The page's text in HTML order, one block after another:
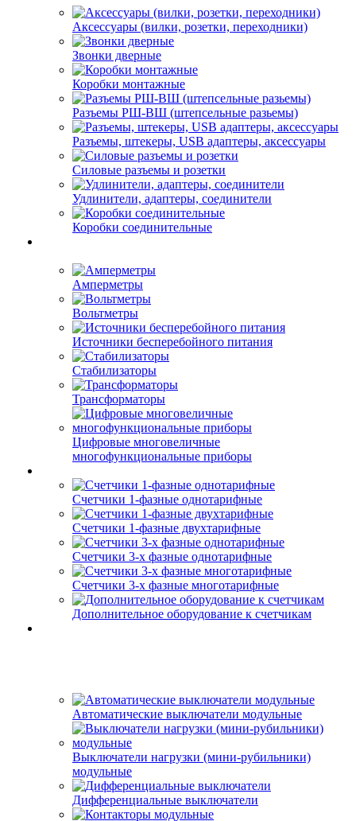
Аксессуары (вилки, розетки, переходники)
Звонки дверные
Коробки монтажные
Разъемы РШ-ВШ (штепсельные разьемы)
Разъемы, штекеры, USB адаптеры, аксессуары
Силовые разъемы и розетки
Удлинители, адаптеры, соединители
Коробки соединительные
Амперметры
Вольтметры
Источники бесперебойного питания
Стабилизаторы
Трансформаторы
Цифровые многовеличные
многофункциональные приборы
Счетчики 1-фазные однотарифные
Счетчики 1-фазные двухтарифные
Счетчики 3-х фазные однотарифные
Счетчики 3-х фазные многотарифные
Дополнительное оборудование к счетчикам
Автоматические выключатели модульные
Выключатели нагрузки (мини-рубильники)
модульные
Дифференциальные выключатели